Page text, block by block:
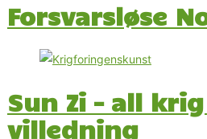
Forsvarsløse
Sun Zi – all
villedning